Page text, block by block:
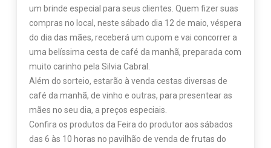
um brinde especial para seus clientes. Quem fizer suas
compras no local, neste sábado dia 12 de maio, véspera
do dia das mães, receberá um cupom e vai concorrer a
uma belíssima cesta de café da manhã, preparada com
muito carinho pela Silvia Cabral.
Além do sorteio, estarão à venda cestas diversas de
café da manhã, de vinho e outras, para presentear as
mães no seu dia, a preços especiais.
Confira os produtos da Feira do produtor aos sábados
das 6 às 10 horas no pavilhão de venda de frutas do